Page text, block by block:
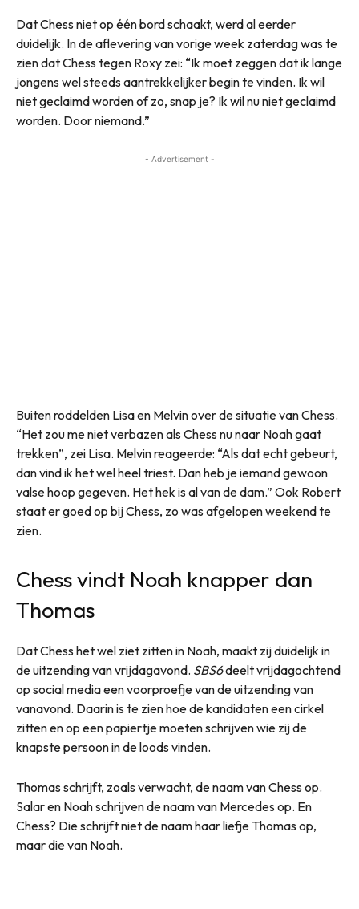
Dat Chess niet op één bord schaakt, werd al eerder
duidelijk. In de aflevering van vorige week zaterdag was te
zien dat Chess tegen Roxy zei: “Ik moet zeggen dat ik lange
jongens wel steeds aantrekkelijker begin te vinden. Ik wil
niet geclaimd worden of zo, snap je? Ik wil nu niet geclaimd
worden. Door niemand.”
- Advertisement -
Buiten roddelden Lisa en Melvin over de situatie van Chess.
“Het zou me niet verbazen als Chess nu naar Noah gaat
trekken”, zei Lisa. Melvin reageerde: “Als dat echt gebeurt,
dan vind ik het wel heel triest. Dan heb je iemand gewoon
valse hoop gegeven. Het hek is al van de dam.” Ook Robert
staat er goed op bij Chess, zo was afgelopen weekend te
zien.
Chess vindt Noah knapper dan
Thomas
Dat Chess het wel ziet zitten in Noah, maakt zij duidelijk in
de uitzending van vrijdagavond. SBS6deelt vrijdagochtend
op social media een voorproefje van de uitzending van
vanavond. Daarin is te zien hoe de kandidaten een cirkel
zitten en op een papiertje moeten schrijven wie zij de
knapste persoon in de loods vinden.
Thomas schrijft, zoals verwacht, de naam van Chess op.
Salar en Noah schrijven de naam van Mercedes op. En
Chess? Die schrijft niet de naam haar liefje Thomas op,
maar die van Noah.